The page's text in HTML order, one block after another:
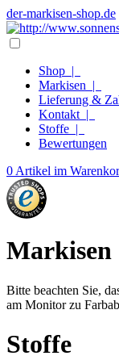
der-markisen-shop.de
Shop |
Markisen |
Lieferung &
Kontakt |
Stoffe |
Bewertungen
0 Artikel im
Markisen
Bitte beachten Sie,
am Monitor zu
Stoffe